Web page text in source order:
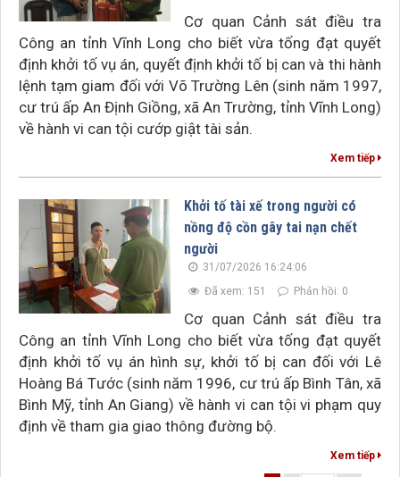
Cơ quan Cảnh sát điều tra
Công an tỉnh Vĩnh Long cho biết vừa tống đạt quyết
định khởi tố vụ án, quyết định khởi tố bị can và thi hành
lệnh tạm giam đối với Võ Trường Lên (sinh năm 1997,
cư trú ấp An Định Giồng, xã An Trường, tỉnh Vĩnh Long)
về hành vi can tội cướp giật tài sản.
Xem tiếp
Khởi tố tài xế trong người có
nồng độ cồn gây tai nạn chết
người
31/07/2026 16:24:06
Đã xem: 151
Phản hồi: 0
Cơ quan Cảnh sát điều tra
Công an tỉnh Vĩnh Long cho biết vừa tống đạt quyết
định khởi tố vụ án hình sự, khởi tố bị can đối với Lê
Hoàng Bá Tước (sinh năm 1996, cư trú ấp Bình Tân, xã
Bình Mỹ, tỉnh An Giang) về hành vi can tội vi phạm quy
định về tham gia giao thông đường bộ.
Xem tiếp